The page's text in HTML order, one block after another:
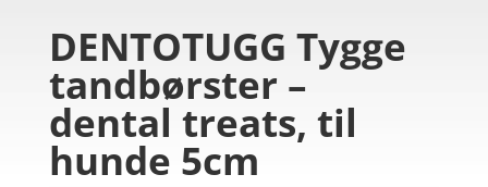
DENTOTUGG Tygge
tandbørster –
dental treats, til
hunde 5cm